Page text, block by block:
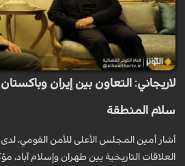
لاريجاني: التعاون بين إيران
سلام المنطقة
أشار أمين المجلس الأعلى للأمن القومي، لدى
العلاقات التاريخية بين طهران وإسلام آباد،